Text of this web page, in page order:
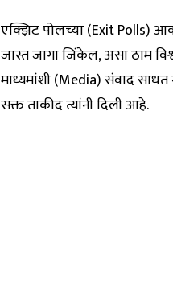
एक्झिट पोलच्या (Exit Polls)
जास्त जागा जिंकेल, असा ठाम
माध्यमांशी (Media) संवाद
सक्त ताकीद त्यांनी दिली आहे.